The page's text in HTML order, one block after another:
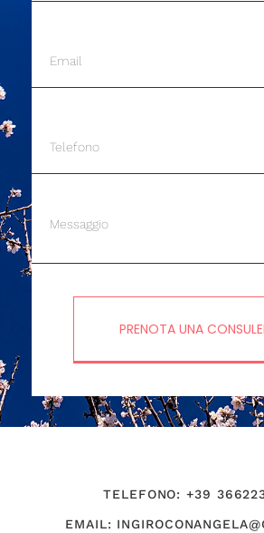
PRENOTA UNA
TELEFONO: +39
EMAIL: